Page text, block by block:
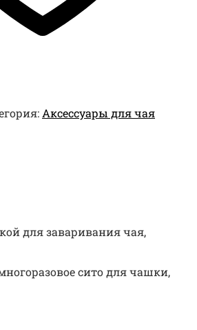
Аксессуары для чая
для заваривания чая,
сито для чашки,